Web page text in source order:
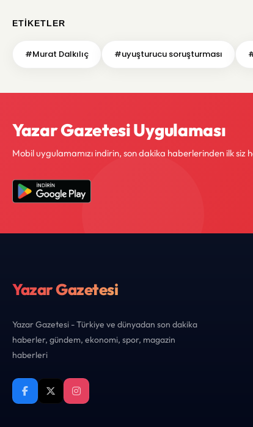
ETIKETLER
#Murat Dalkılıç #uyuşturucu soruşturması
Yazar Gazetesi Uygulaması
Mobil uygulamamızı indirin, son dakika haberlerinden ilk siz
Yazar Gazetesi
Yazar Gazetesi - Türkiye ve dünyadan son dakika
haberler, gündem, ekonomi, spor, magazin
haberleri